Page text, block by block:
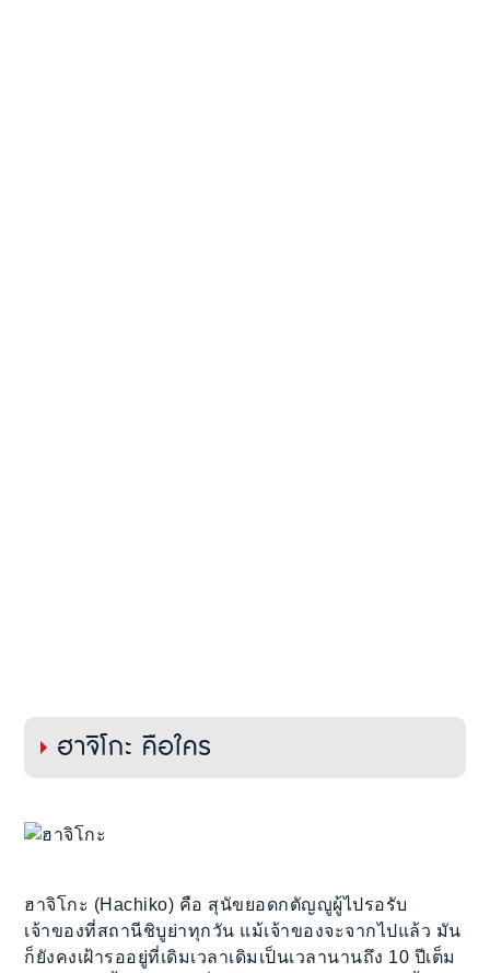
ฮาจิโกะ คือใคร
ฮาจิโกะ (Hachiko) คือ สุนัขยอดกตัญญูผู้ไปรอรับ
เจ้าของที่สถานีชิบูย่าทุกวัน แม้เจ้าของจะจากไปแล้ว มัน
ก็ยังคงเฝ้ารออยู่ที่เดิมเวลาเดิมเป็นเวลานานถึง 10 ปีเต็ม